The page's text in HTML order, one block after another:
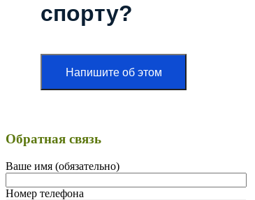
спорту?
Напишите об этом
Обратная связь
Ваше имя (обязательно)
Номер телефона